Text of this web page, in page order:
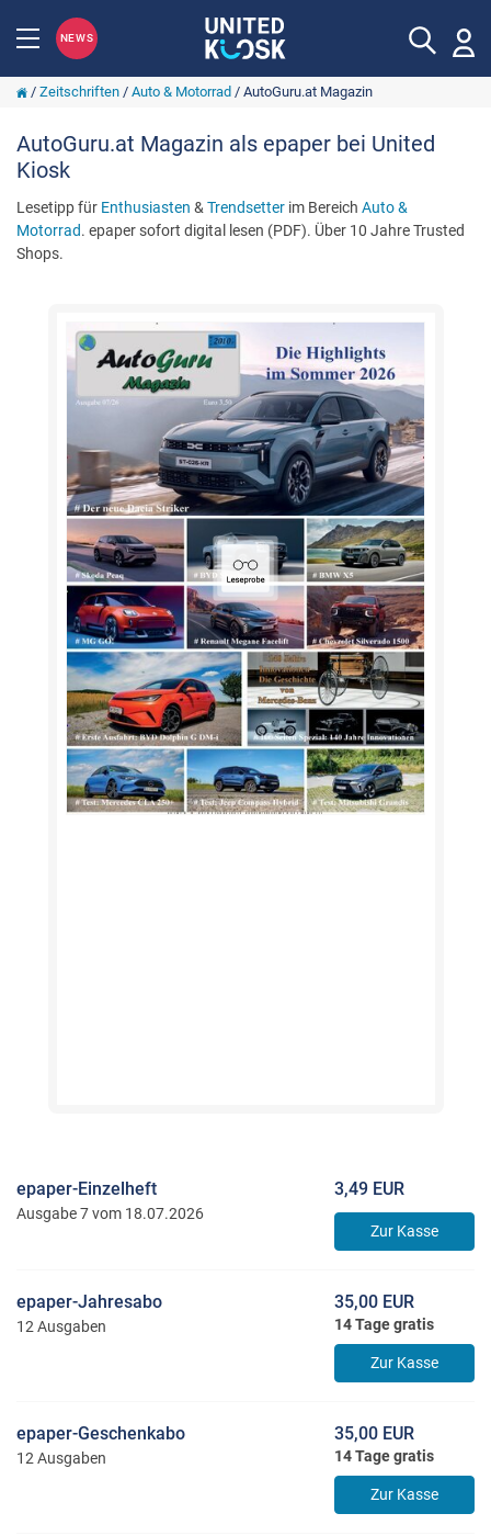
NEWS
/ Zeitschriften/ Auto & Motorrad / AutoGuru.at Magazin
AutoGuru.at Magazin als epaper bei United
Kiosk
Lesetipp für Enthusiasten & Trendsetter im Bereich Auto &
Motorrad. epaper sofort digital lesen (PDF). Über 10 Jahre Trusted
Shops.
epaper-Einzelheft
Ausgabe 7 vom 18.07.2026
3,49 EUR
Zur Kasse
epaper-Jahresabo
12 Ausgaben
35,00 EUR
14 Tage gratis
Zur Kasse
epaper-Geschenkabo
12 Ausgaben
35,00 EUR
14 Tage gratis
Zur Kasse